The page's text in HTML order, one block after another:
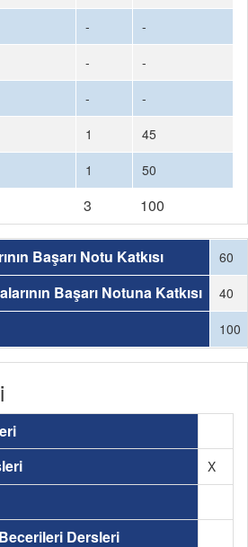
-
-
-
-
-
-
1
45
1 50
3 100
Başarı Notu Katkısı 60
Başarı Notuna Katkısı 40
100
X
Dersleri